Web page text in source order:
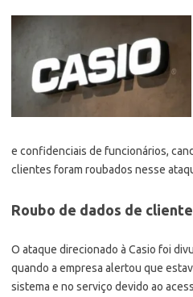
e confidenciais de funcionários,
clientes foram roubados nesse
Roubo de dados de
O ataque direcionado à Casio foi
quando a empresa alertou que
sistema e no serviço devido ao